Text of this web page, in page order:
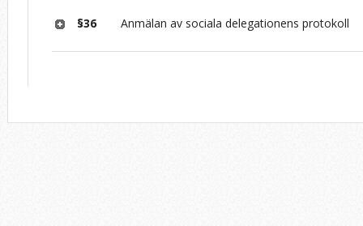
§36 Anmälan av sociala delegationens protokoll